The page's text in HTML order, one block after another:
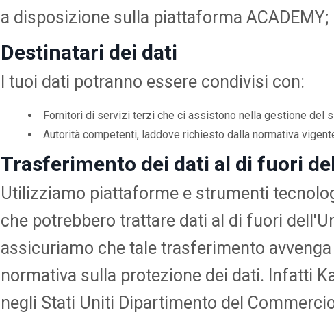
a disposizione sulla piattaforma ACADEMY;
Destinatari dei dati
I tuoi dati potranno essere condivisi con:
Fornitori di servizi terzi che ci assistono nella gestione del
Autorità competenti, laddove richiesto dalla normativa
Trasferimento dei dati al di fuori
Utilizziamo piattaforme e strumenti
che potrebbero trattare dati al di fuori
assicuriamo che tale trasferimento
normativa sulla protezione dei dati. Infatti
negli Stati Uniti Dipartimento del